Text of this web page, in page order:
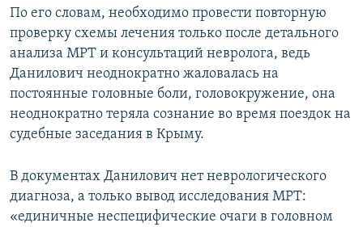
По его словам, необходимо провести повторную
проверку схемы лечения только после детального
анализа МРТ и консультаций невролога, ведь
Данилович неоднократно жаловалась на
постоянные головные боли, головокружение, она
неоднократно теряла сознание во время поездок на
судебные заседания в Крыму.
В документах Данилович нет неврологического
диагноза, а только вывод исследования МРТ:
«единичные неспецифические очаги в головном